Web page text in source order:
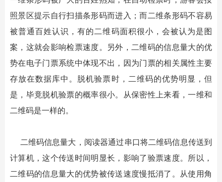
照景区提示自行扫描条形码而进入；而二维条形码不容易
被普通百姓认识，有的二维码面积很小，会被认为是图
案，这就会影响检票速度。另外，二维码的信息量大的优
势在电子门票系统中体现不出，因为门票的相关属性主要
存放在数据库中。脱机验票时，二维码的优势明显，但
是，毕竟脱机验票的概率很小。从保密性上来看，一维和
二维码是一样的。
二维码信息量大，阅读器通过串口将二维码信息传送到
计算机，这个传送时间明显长，影响了验票速度。所以，
二维码的信息量大的优势被传送速度慢抵消了。从使用角